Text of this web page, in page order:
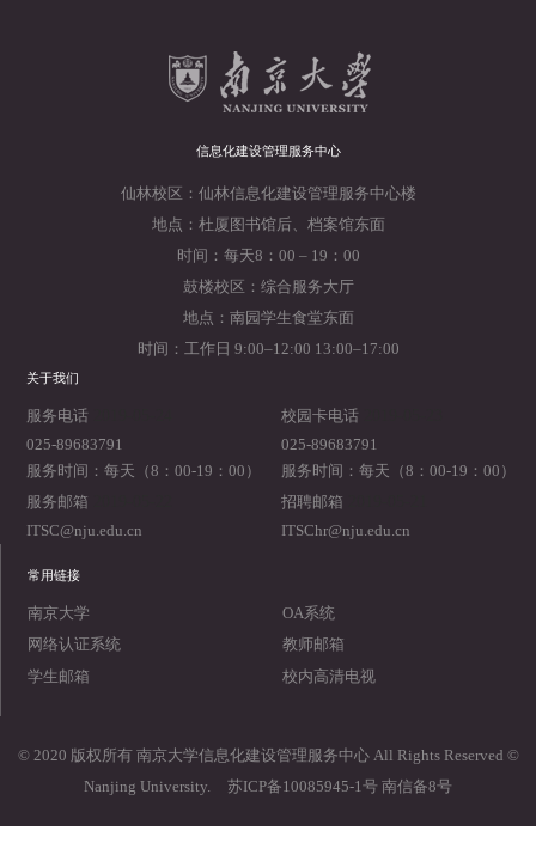
信息化建设管理服务中心
仙林校区：仙林信息化建设管理服务中心楼
地点：杜厦图书馆后、档案馆东面
时间：每天8：00 – 19：00
鼓楼校区：综合服务大厅
地点：南园学生食堂东面
时间：工作日 9:00–12:00 13:00–17:00
关于我们
服务电话
025-89683791
服务时间：每天（8：00-19：00）
校园卡电话
025-89683791
服务时间：每天（8：00-19：00）
服务邮箱
ITSC@nju.edu.cn
招聘邮箱
ITSChr@nju.edu.cn
常用链接
南京大学
OA系统
网络认证系统
教师邮箱
学生邮箱
校内高清电视
© 2020 版权所有 南京大学信息化建设管理服务中心 All Rights Reserved ©
Nanjing University.
苏ICP备10085945-1号 南信备8号